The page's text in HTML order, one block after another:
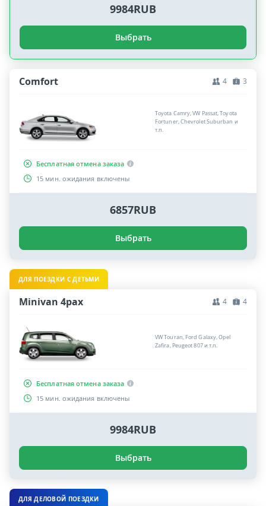
9984RUB
Выбрать
Comfort 4 3
Toyota Camry, VW Passat, Toyota
Fortuner, Chevrolet Suburban и
т.п.
Бесплатная отмена заказа
15 мин. ожидания включены
6857RUB
Выбрать
ДЛЯ ПОЕЗДКИ С ДЕТЬМИ
Minivan 4pax 4 4
VW Touran, Ford Galaxy, Opel
Zafira, Peugeot 807 и т.п.
Бесплатная отмена заказа
15 мин. ожидания включены
9984RUB
Выбрать
ДЛЯ ДЕЛОВОЙ ПОЕЗДКИ